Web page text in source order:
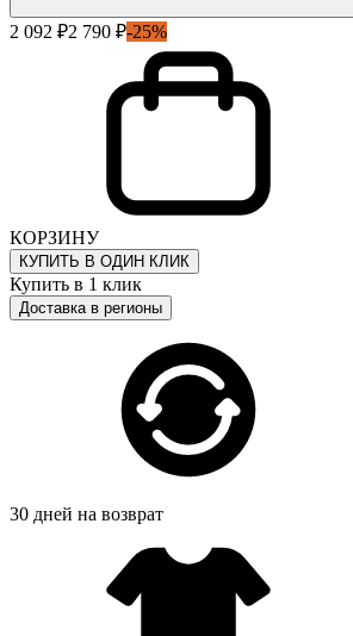
2 092 ₽2 790 ₽-25%
КОРЗИНУ
КУПИТЬ В ОДИН КЛИК
Купить в 1 клик
Доставка в регионы
30 дней на возврат